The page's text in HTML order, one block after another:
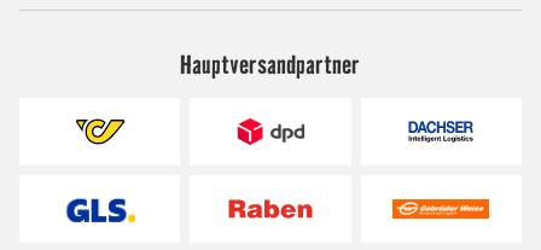
Hauptversandpartner